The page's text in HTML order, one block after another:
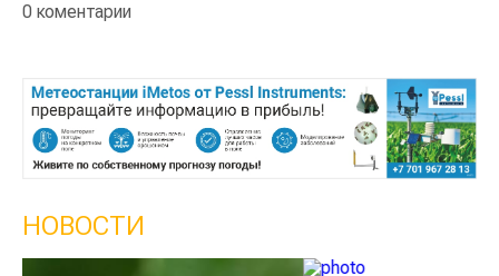
0 коментарии
НОВОСТИ